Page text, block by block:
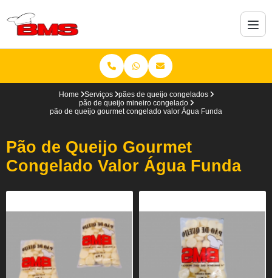
Home Serviços
pães de queijo congelados
pão de queijo mineiro congelado
pão de queijo gourmet congelado valor Água Funda
Pão de Queijo Gourmet
Congelado Valor Água Funda